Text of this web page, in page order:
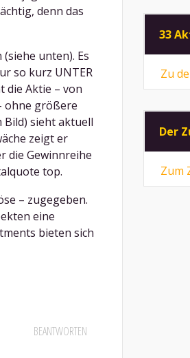
denn das
unten). Es
so kurz UNTER
die Aktie – von
ohne größere
Bild) sieht aktuell
zeigt er
die Gewinnreihe
top.
– zugegeben.
eine
bieten sich
BEANTWORTEN
33
Zu
Der
Zum